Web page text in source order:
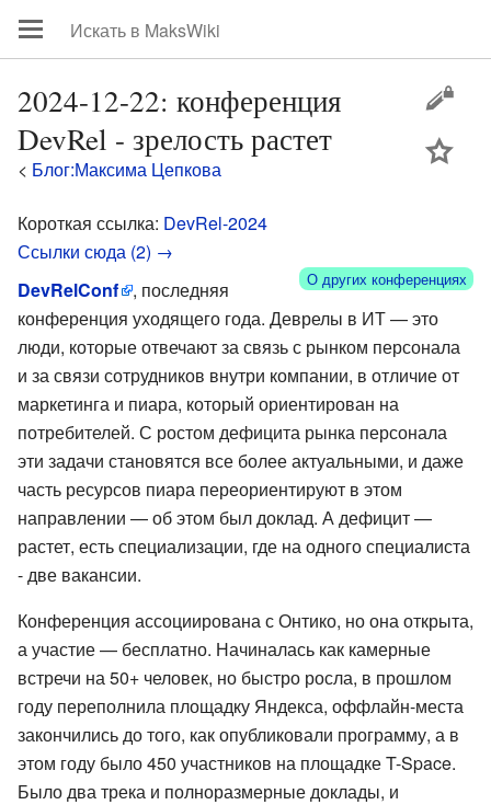
2024-12-22: конференция
DevRel - зрелость растет
< Блог:Максима Цепкова
Короткая ссылка: DevRel-2024
Ссылки сюда (2) →
О других конференциях
DevRelConf
, последняя
конференция уходящего года. Деврелы в ИТ — это
люди, которые отвечают за связь с рынком персонала
и за связи сотрудников внутри компании, в отличие от
маркетинга и пиара, который ориентирован на
потребителей. С ростом дефицита рынка персонала
эти задачи становятся все более актуальными, и даже
часть ресурсов пиара переориентируют в этом
направлении — об этом был доклад. А дефицит —
растет, есть специализации, где на одного специалиста
- две вакансии.
Конференция ассоциирована с Онтико, но она открыта,
а участие — бесплатно. Начиналась как камерные
встречи на 50+ человек, но быстро росла, в прошлом
году переполнила площадку Яндекса, оффлайн-места
закончились до того, как опубликовали программу, а в
этом году было 450 участников на площадке T-Space.
Было два трека и полноразмерные доклады, и